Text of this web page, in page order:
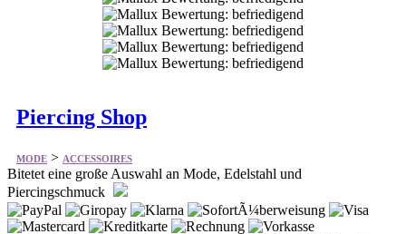
Piercing Shop
MODE > ACCESSOIRES
Bitetet eine große Auswahl an Mode, Edelstahl und
Piercingschmuck